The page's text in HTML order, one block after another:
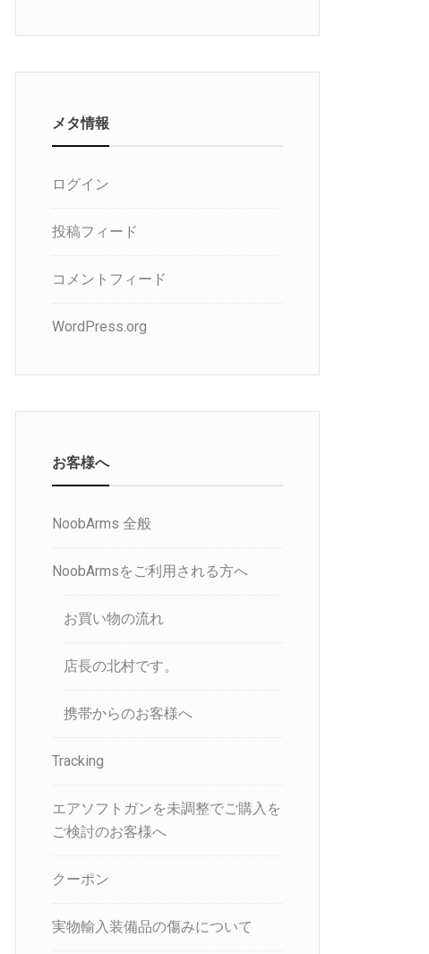
リ
メタ情報
ログイン
投稿フィード
コメントフィード
WordPress.org
お客様へ
NoobArms 全般
NoobArmsをご利用される方へ
お買い物の流れ
店長の北村です。
携帯からのお客様へ
Tracking
エアソフトガンを未調整でご購入を
ご検討のお客様へ
クーポン
実物輸入装備品の傷みについて